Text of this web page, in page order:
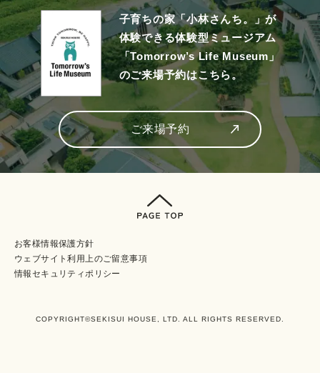
子育ちの家「小林さんち。」が
体験できる体験型ミュージアム
「Tomorrow’s Life Museum」
のご来場予約はこちら。
ご来場予約
お客様情報保護方針
ウェブサイト利⽤上のご留意事項
情報セキュリティポリシー
COPYRIGHT©SEKISUI HOUSE, LTD. ALL RIGHTS RESERVED.